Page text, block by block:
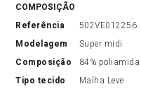
COMPOSIÇÃO
referência
502VE012256
modelagem
Super midi
composição
84%
tipo tecido
Malha Leve